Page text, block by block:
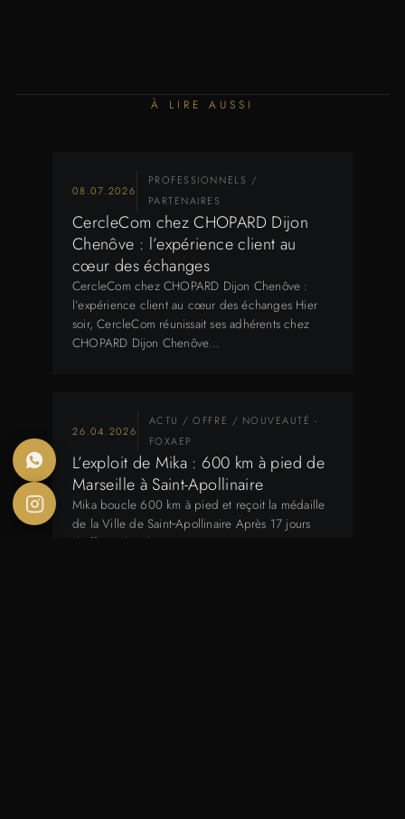
À LIRE AUSSI
08.07.2026
PROFESSIONNELS /
PARTENAIRES
CercleCom chez CHOPARD Dijon
Chenôve : l’expérience client au
cœur des échanges
CercleCom chez CHOPARD Dijon Chenôve :
l’expérience client au cœur des échanges Hier
soir, CercleCom réunissait ses adhérents chez
CHOPARD Dijon Chenôve…
26.04.2026
ACTU / OFFRE / NOUVEAUTÉ -
FOXAEP
L’exploit de Mika : 600 km à pied de
Marseille à Saint-Apollinaire
Mika boucle 600 km à pied et reçoit la médaille
de la Ville de Saint‑Apollinaire Après 17 jours
d’effort, plus de 600…